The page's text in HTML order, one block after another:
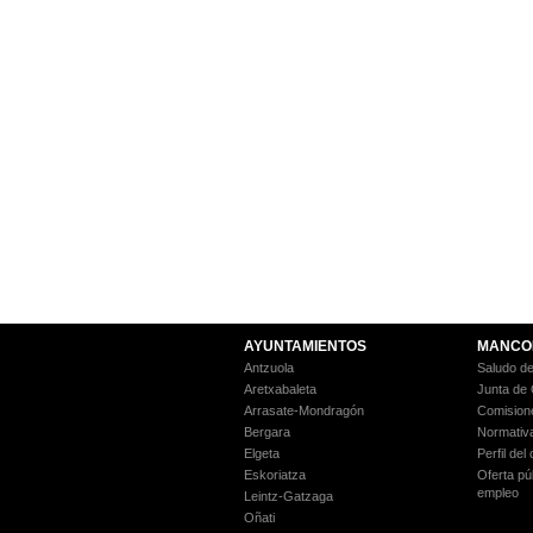
AYUNTAMIENTOS
Antzuola
Aretxabaleta
Arrasate-Mondragón
Bergara
Elgeta
Eskoriatza
Leintz-Gatzaga
Oñati
Saludo
Junta de
Perfil del
Oferta
empleo